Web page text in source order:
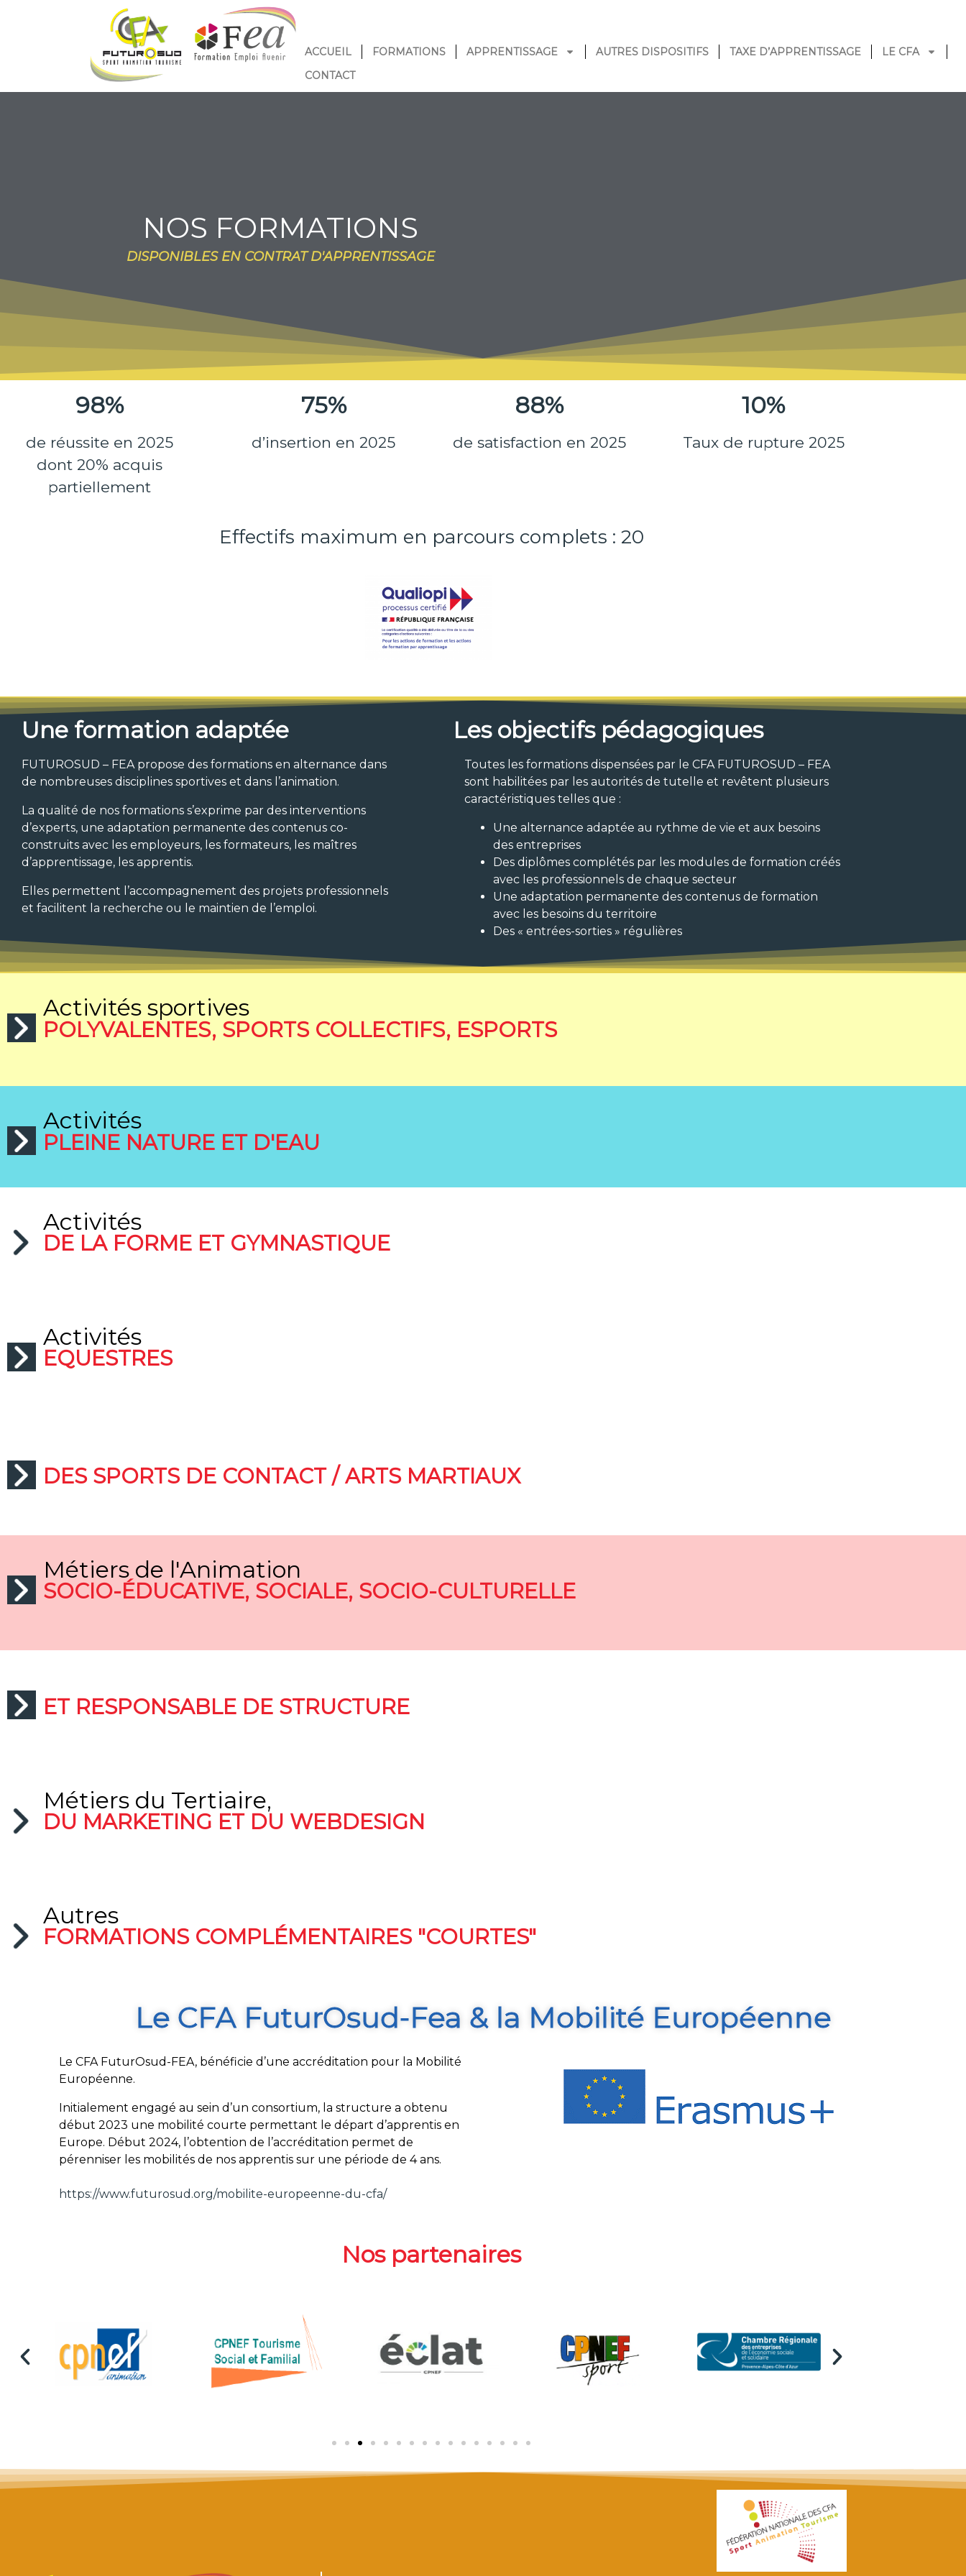
ACCUEIL FORMATIONS APPRENTISSAGE AUTRES DISPOSITIFS TAXE D’APPRENTISSAGE
LE CFA
CONTACT
NOS FORMATIONS
DISPONIBLES EN CONTRAT D'APPRENTISSAGE
98%
de réussite en 2025
dont 20% acquis
partiellement
75%
d’insertion en 2025
88%
de satisfaction en 2025
10%
Taux de rupture 2025
Effectifs maximum en parcours complets : 20
Une formation adaptée
FUTUROSUD – FEA propose des formations en alternance dans
de nombreuses disciplines sportives et dans l’animation.
La qualité de nos formations s’exprime par des interventions
d’experts, une adaptation permanente des contenus co-
construits avec les employeurs, les formateurs, les maîtres
d’apprentissage, les apprentis.
Elles permettent l’accompagnement des projets professionnels
et facilitent la recherche ou le maintien de l’emploi.
Les objectifs pédagogiques
Toutes les formations dispensées par le CFA FUTUROSUD – FEA
sont habilitées par les autorités de tutelle et revêtent plusieurs
caractéristiques telles que :
Une alternance adaptée au rythme de vie et aux besoins
des entreprises
Des diplômes complétés par les modules de formation créés
avec les professionnels de chaque secteur
Une adaptation permanente des contenus de formation
avec les besoins du territoire
Des « entrées-sorties » régulières
Activités sportives
POLYVALENTES, SPORTS COLLECTIFS, ESPORTS
Activités
PLEINE NATURE ET D'EAU
Activités
DE LA FORME ET GYMNASTIQUE
Activités
EQUESTRES
DES SPORTS DE CONTACT / ARTS MARTIAUX
Métiers de l'Animation
SOCIO-ÉDUCATIVE, SOCIALE, SOCIO-CULTURELLE
ET RESPONSABLE DE STRUCTURE
Métiers du Tertiaire,
DU MARKETING ET DU WEBDESIGN
Autres
FORMATIONS COMPLÉMENTAIRES "COURTES"
Le CFA FuturOsud-Fea & la Mobilité Européenne
Le CFA FuturOsud-FEA, bénéficie d’une accréditation pour la Mobilité
Européenne.
Initialement engagé au sein d’un consortium, la structure a obtenu
début 2023 une mobilité courte permettant le départ d’apprentis en
Europe. Début 2024, l’obtention de l’accréditation permet de
pérenniser les mobilités de nos apprentis sur une période de 4 ans.
https://www.futurosud.org/mobilite-europeenne-du-cfa/
Nos partenaires